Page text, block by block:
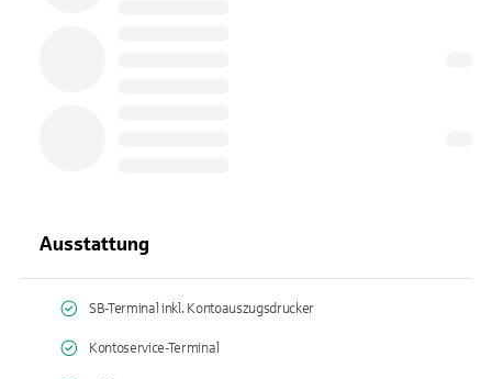
Ausstattung
SB-Terminal inkl. Kontoauszugsdrucker
Kontoservice-Terminal